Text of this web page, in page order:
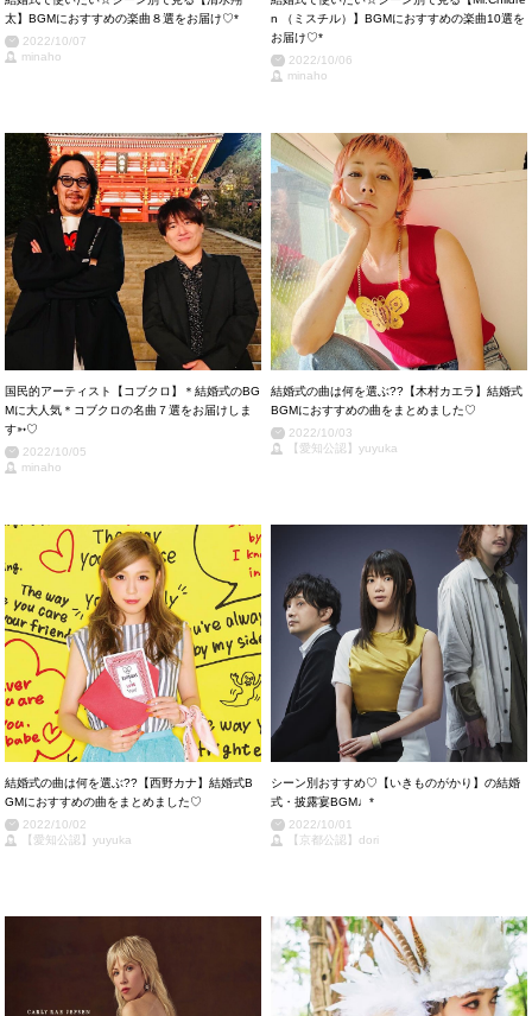
太】BGMにおすすめの楽曲８選をお届け♡*
2022/10/07
minaho
n （ミスチル）】BGMにおすすめの楽曲10選を
お届け♡*
2022/10/06
minaho
国民的アーティスト【コブクロ】＊結婚式のBG
Mに大人気＊コブクロの名曲７選をお届けしま
す➳♡
2022/10/05
minaho
結婚式の曲は何を選ぶ??【木村カエラ】結婚式
BGMにおすすめの曲をまとめました♡
2022/10/03
【愛知公認】yuyuka
結婚式の曲は何を選ぶ??【西野カナ】結婚式B
GMにおすすめの曲をまとめました♡
2022/10/02
【愛知公認】yuyuka
シーン別おすすめ♡【いきものがかり】の結婚
式・披露宴BGM♩*
2022/10/01
【京都公認】dori